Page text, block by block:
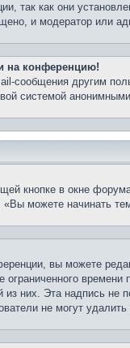
так как они
и модератор или
на конференцию!
сообщения другим
системой
кнопке в окне
можете начинать
вы можете
них. Эта надпись
не могут